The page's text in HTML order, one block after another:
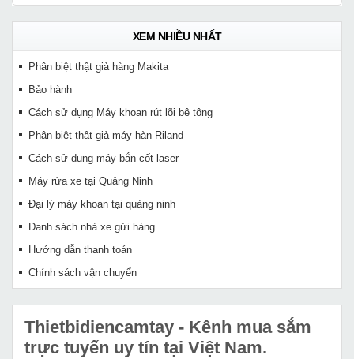
XEM NHIỀU NHẤT
Phân biệt thật giả hàng Makita
Bảo hành
Cách sử dụng Máy khoan rút lõi bê tông
Phân biệt thật giả máy hàn Riland
Cách sử dụng máy bắn cốt laser
Máy rửa xe tại Quảng Ninh
Đại lý máy khoan tại quảng ninh
Danh sách nhà xe gửi hàng
Hướng dẫn thanh toán
Chính sách vận chuyển
Thietbidiencamtay - Kênh mua sắm
trực tuyến uy tín tại Việt Nam.